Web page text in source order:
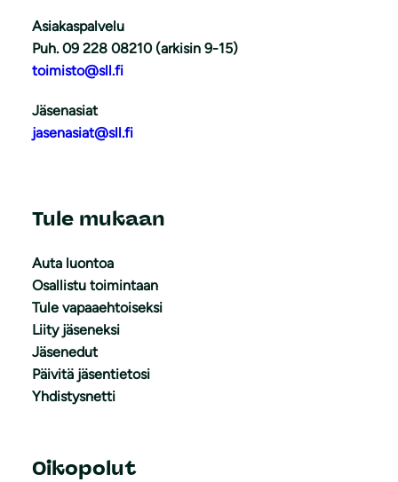
Asiakaspalvelu
Puh. 09 228 08210 (arkisin 9-15)
toimisto@sll.fi
Jäsenasiat
jasenasiat@sll.fi
Tule mukaan
Auta luontoa
Osallistu toimintaan
Tule vapaaehtoiseksi
Liity jäseneksi
Jäsenedut
Päivitä jäsentietosi
Yhdistysnetti
Oikopolut